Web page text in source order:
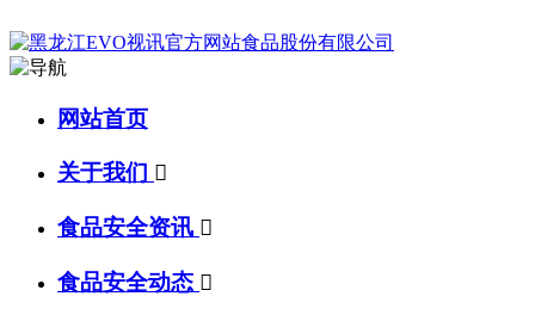
网站首页
关于我们 
食品安全资讯 
食品安全动态 